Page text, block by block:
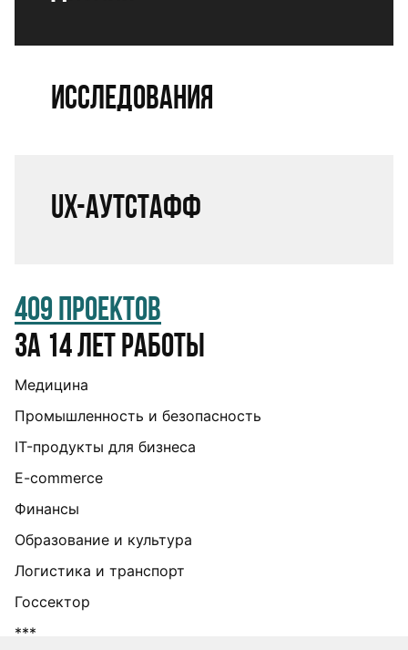
Исследования
UX-аутстафф
409 проектов
за 14 лет работы
Медицина
Промышленность и безопасность
IT-продукты для бизнеса
E-commerce
Финансы
Образование и культура
Логистика и транспорт
Госсектор
***